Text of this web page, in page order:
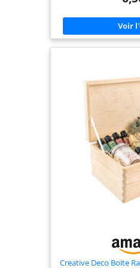
souvenirs pour
mariage, baptême, la
y garder des anciennes
pêche, étoiles de mer
peut aussi être laissé
L’IMAGINATION : Une
boîte de rangement en
peinture tous usage est
adhère très bien sur
serviettes, de
applicable. PRATIQUE :
spacieuse de
marron. Elle est dotée
et d’une serrure.
serrure, vos objets les
des
Creative Deco Boite